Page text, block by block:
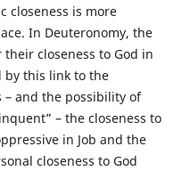
closeness is more
In Deuteronomy, the
closeness to God in
by this link to the
and the possibility of
– the closeness to
in Job and the
closeness to God